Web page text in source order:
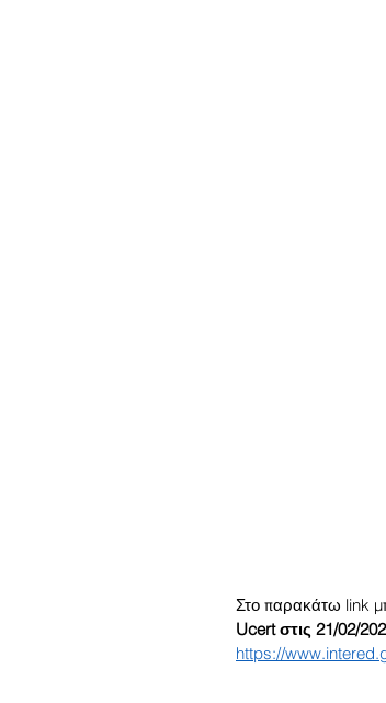
Στο παρακάτω link
Ucert στις 21/02/
https://